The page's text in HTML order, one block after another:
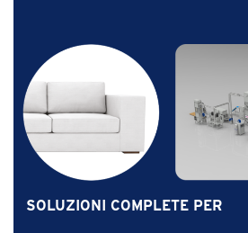
SOLUZIONI COMPLETE PER